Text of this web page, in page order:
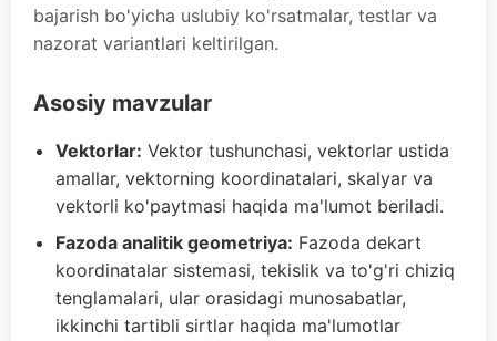
bajarish bo'yicha uslubiy ko'rsatmalar, testlar va
nazorat variantlari keltirilgan.
Asosiy mavzular
Vektorlar: Vektor tushunchasi, vektorlar ustida
amallar, vektorning koordinatalari, skalyar va
vektorli ko'paytmasi haqida ma'lumot beriladi.
Fazoda analitik geometriya: Fazoda dekart
koordinatalar sistemasi, tekislik va to'g'ri chiziq
tenglamalari, ular orasidagi munosabatlar,
ikkinchi tartibli sirtlar haqida ma'lumotlar